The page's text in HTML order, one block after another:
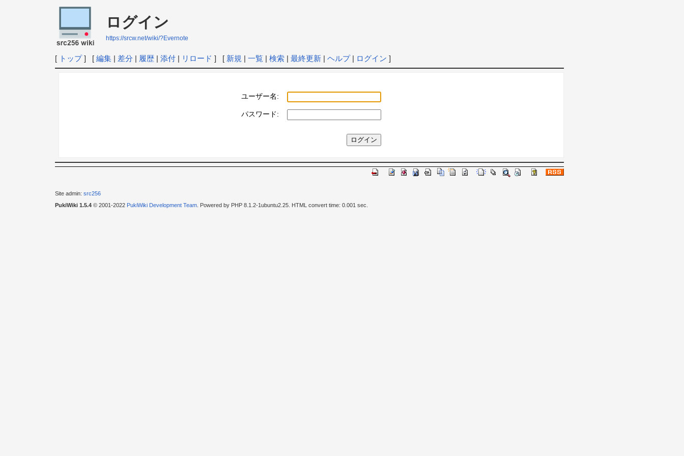
ログイン
https://srcw.net/wiki/?Evernote
[ トップ] [ 編集| 差分 | 履歴| 添付| リロード ] [ 新規 | 一覧| 検索| 最終更新| ヘルプ| ログイン ]
ユーザー名:
パスワード:
Site admin: src256
PukiWiki 1.5.4© 2001-2022 PukiWiki Development Team. Powered by PHP 8.1.2-1ubuntu2.25. HTML convert time: 0.001 sec.